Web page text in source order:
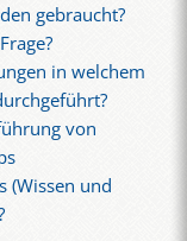
gebraucht?
in welchem
von
(Wissen und